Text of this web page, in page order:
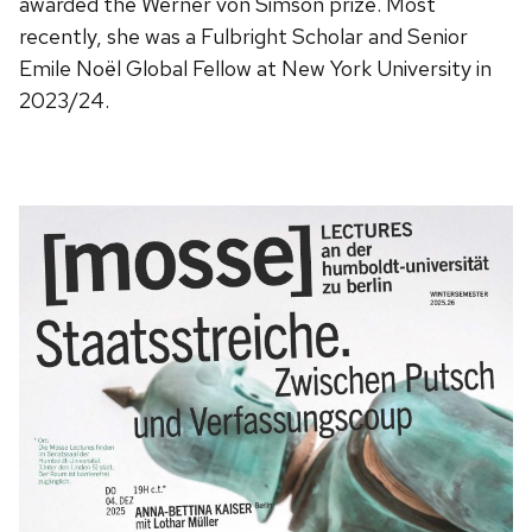
recently, she was a Fulbright Scholar and Senior
Emile Noël Global Fellow at New York University in
2023/24.